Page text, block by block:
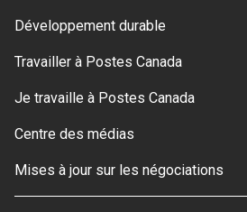
Développement durable
Travailler à Postes Canada
Je travaille à Postes Canada
Centre des médias
Mises à jour sur les négociations